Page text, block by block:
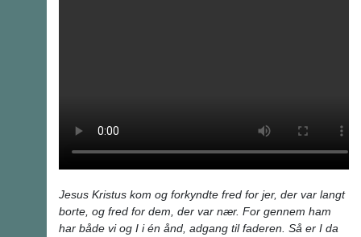
Jesus Kristus kom og forkyndte fred for jer, der var langt
borte, og fred for dem, der var nær. For gennem ham
har både vi og I i én ånd, adgang til faderen. Så er I da